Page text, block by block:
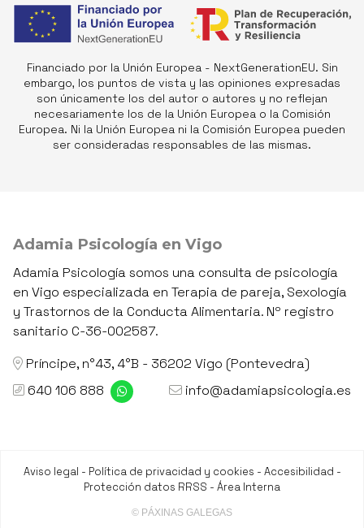
Financiado por la Unión Europea - NextGenerationEU. Sin
embargo, los puntos de vista y las opiniones expresadas
son únicamente los del autor o autores y no reflejan
necesariamente los de la Unión Europea o la Comisión
Europea. Ni la Unión Europea ni la Comisión Europea pueden
ser consideradas responsables de las mismas.
Adamia Psicología en Vigo
Adamia Psicología somos una consulta de psicología
en Vigo especializada en Terapia de pareja, Sexología
y Trastornos de la Conducta Alimentaria. Nº registro
sanitario C-36-002587.
Príncipe, n°43, 4°B - 36202 Vigo (Pontevedra)
640 106 888
info@adamiapsicologia.es
Aviso legal - Política de privacidad y cookies - Accesibilidad -
Protección datos RRSS - Área Interna
© PÁXINAS GALEGAS